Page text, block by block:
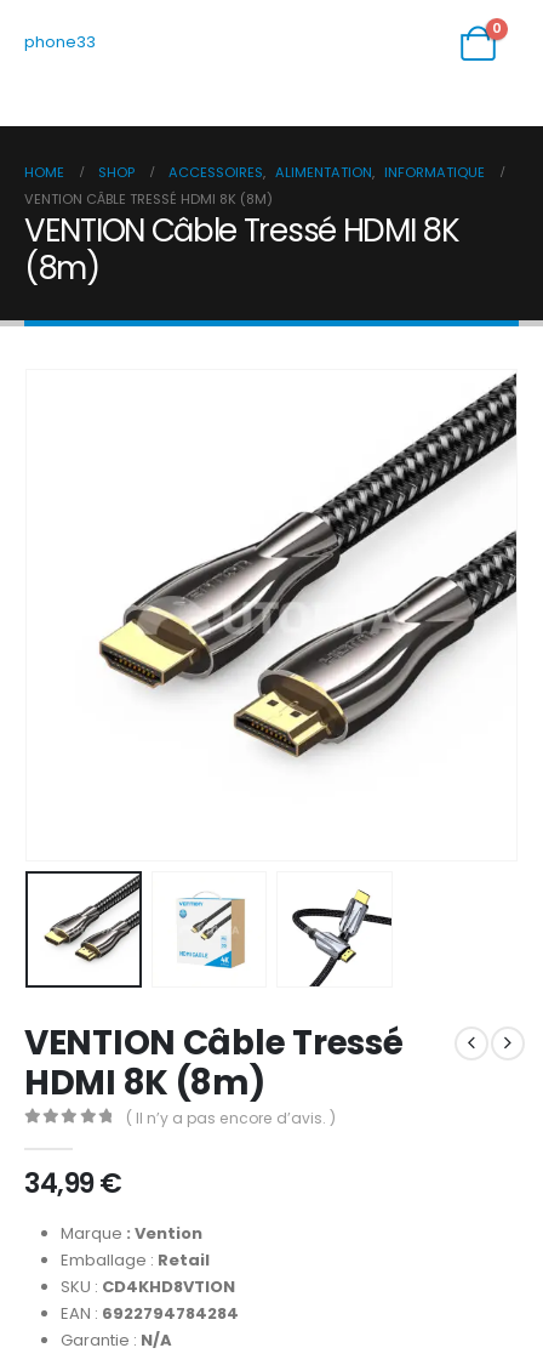
phone33
0
HOME SHOP ACCESSOIRES, ALIMENTATION, INFORMATIQUE
VENTION CÂBLE TRESSÉ HDMI 8K (8M)
VENTION Câble Tressé HDMI 8K
(8m)
VENTION Câble Tressé
HDMI 8K (8m)
( Il n’y a pas encore d’avis. )
34,99€
Marque : Vention
Emballage : Retail
SKU : CD4KHD8VTION
EAN : 6922794784284
Garantie : N/A